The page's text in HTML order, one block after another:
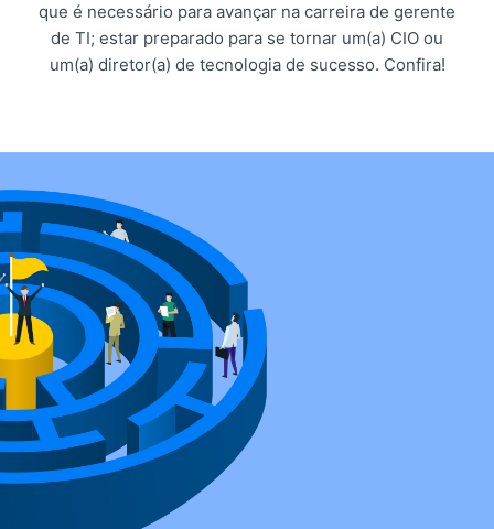
que é necessário para avançar na carreira de gerente
de TI; estar preparado para se tornar um(a) CIO ou
um(a) diretor(a) de tecnologia de sucesso. Confira!